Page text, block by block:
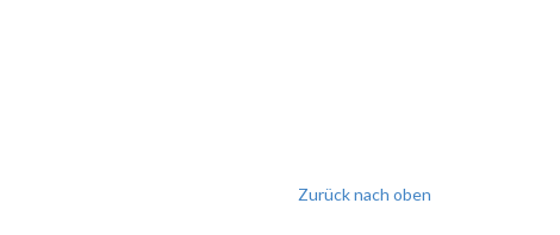
Zurück nach oben